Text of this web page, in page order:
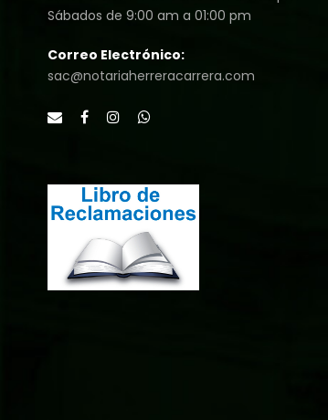
Sábados de 9:00 am a 01:00 pm
Correo Electrónico:
sac@notariaherreracarrera.com